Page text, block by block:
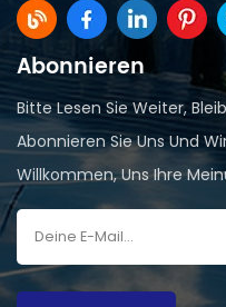
Abonnieren
Bitte Lesen Sie Weiter,
Abonnieren Sie Uns Und
Willkommen, Uns Ihre